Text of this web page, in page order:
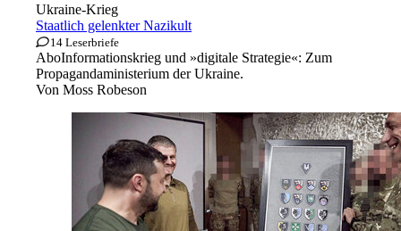
Ukraine-Krieg
Staatlich gelenkter Nazikult
14 Leserbriefe
AboInformationskrieg und »digitale Strategie«: Zum
Propagandaministerium der Ukraine.
Von Moss Robeson